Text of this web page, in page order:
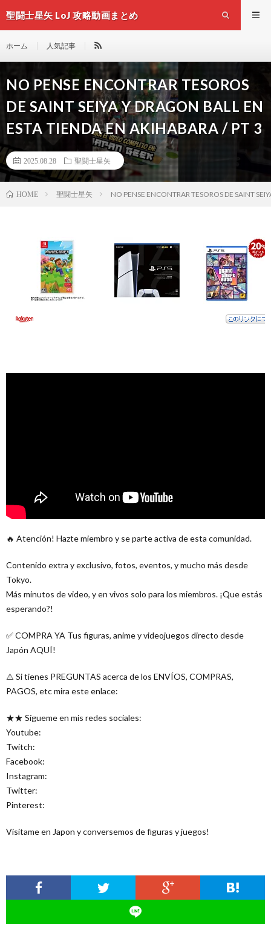
聖闘士星矢 LoJ 攻略動画まとめ
ホーム 人気記事
NO PENSE ENCONTRAR TESOROS
DE SAINT SEIYA Y DRAGON BALL EN
ESTA TIENDA EN AKIHABARA / PT 3
2025.08.28 聖闘士星矢
HOME 聖闘士星矢 NO PENSE ENCONTRAR TESOROS DE SAINT
🔥 Atención! Hazte miembro y se parte activa de esta comunidad.
Contenido extra y exclusivo, fotos, eventos, y mucho más desde
Tokyo.
Más minutos de video, y en vivos solo para los miembros. ¡Que estás
esperando?!
✅ COMPRA YA Tus figuras, anime y videojuegos directo desde
Japón AQUÍ!
⚠️ Si tienes PREGUNTAS acerca de los ENVÍOS, COMPRAS,
PAGOS, etc mira este enlace:
★★ Sígueme en mis redes sociales:
Youtube:
Twitch:
Facebook:
Instagram:
Twitter:
Pinterest:
Visítame en Japon y conversemos de figuras y juegos!